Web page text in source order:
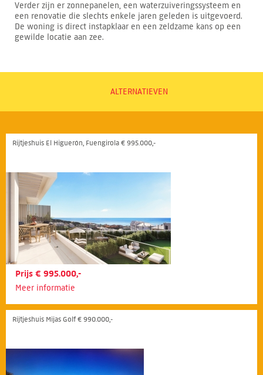
Verder zijn er zonnepanelen, een waterzuiveringssysteem en
een renovatie die slechts enkele jaren geleden is uitgevoerd.
De woning is direct instapklaar en een zeldzame kans op een
gewilde locatie aan zee.
ALTERNATIEVEN
Rijtjeshuis El Higuerón, Fuengirola € 995.000,-
Prijs € 995.000,-
Meer informatie
Rijtjeshuis Mijas Golf € 990.000,-